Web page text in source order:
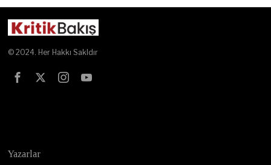
© 2024. Her Hakkı Sakldır
Yazarlar